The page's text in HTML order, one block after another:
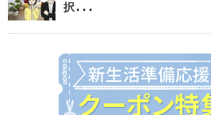
択...